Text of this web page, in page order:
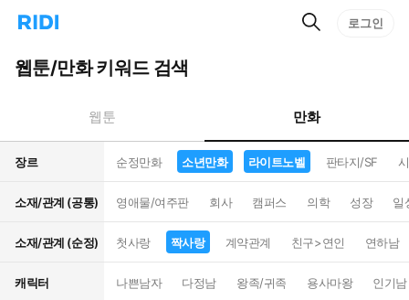
리
홈
으
턴
트
검
로그인
웹툰/만화 키워드 검색
웹툰 만화
장르 순정만화 소년만화 라이트노벨 판타지/SF
소재/관계 (공통) 영애물/여주판 회사 캠퍼스 의학 성장 일
소재/관계 (순정) 첫사랑 짝사랑 계약관계 친구>연인 연하남
캐릭터 나쁜남자 다정남 왕족/귀족 용사마왕 인기남